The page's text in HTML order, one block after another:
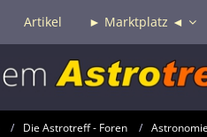
Artikel ► Marktplatz ◄
Die Astrotreff - Foren